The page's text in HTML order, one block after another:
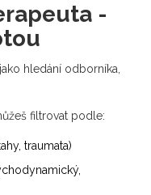
-
hledání odborníka,
filtrovat podle:
traumata)